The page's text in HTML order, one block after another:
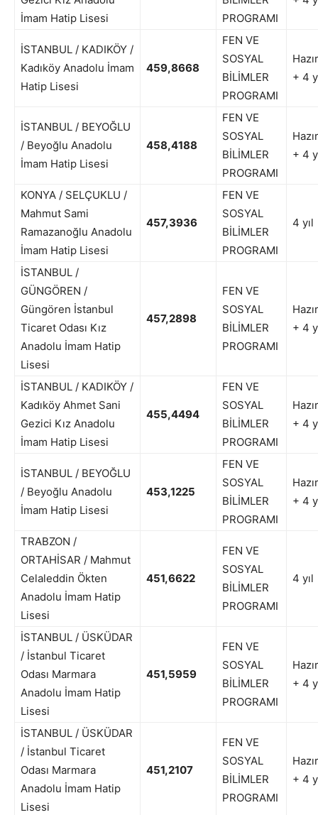
İmam Hatip Lisesi
PROGRAMI
İSTANBUL / KADIKÖY /
Kadıköy Anadolu İmam
Hatip Lisesi
459,8668
FEN VE
SOSYAL
BİLİMLER
PROGRAMI
+ 4
İSTANBUL / BEYOĞLU
/ Beyoğlu Anadolu
İmam Hatip Lisesi
458,4188
FEN VE
SOSYAL
BİLİMLER
PROGRAMI
+ 4
KONYA / SELÇUKLU /
Mahmut Sami
Ramazanoğlu Anadolu
İmam Hatip Lisesi
457,3936
FEN VE
SOSYAL
BİLİMLER
PROGRAMI
4 yıl
İSTANBUL /
GÜNGÖREN /
Güngören İstanbul
Ticaret Odası Kız
Anadolu İmam Hatip
Lisesi
457,2898
FEN VE
SOSYAL
BİLİMLER
PROGRAMI
+ 4
İSTANBUL / KADIKÖY /
Kadıköy Ahmet Sani
Gezici Kız Anadolu
İmam Hatip Lisesi
455,4494
FEN VE
SOSYAL
BİLİMLER
PROGRAMI
+ 4
İSTANBUL / BEYOĞLU
/ Beyoğlu Anadolu
İmam Hatip Lisesi
453,1225
FEN VE
SOSYAL
BİLİMLER
PROGRAMI
+ 4
TRABZON /
ORTAHİSAR / Mahmut
Celaleddin Ökten
Anadolu İmam Hatip
Lisesi
451,6622
FEN VE
SOSYAL
BİLİMLER
PROGRAMI
4 yıl
İSTANBUL / ÜSKÜDAR
/ İstanbul Ticaret
Odası Marmara
Anadolu İmam Hatip
Lisesi
451,5959
FEN VE
SOSYAL
BİLİMLER
PROGRAMI
+ 4
İSTANBUL / ÜSKÜDAR
/ İstanbul Ticaret
Odası Marmara
Anadolu İmam Hatip
Lisesi
451,2107
FEN VE
SOSYAL
BİLİMLER
PROGRAMI
+ 4